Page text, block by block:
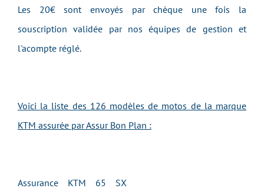
Les 20€ sont envoyés par chèque une fois la
souscription validée par nos équipes de gestion et
l'acompte réglé.
Voici la liste des 126 modèles de motos de la marque
KTM assurée par Assur Bon Plan :
Assurance KTM 65 SX